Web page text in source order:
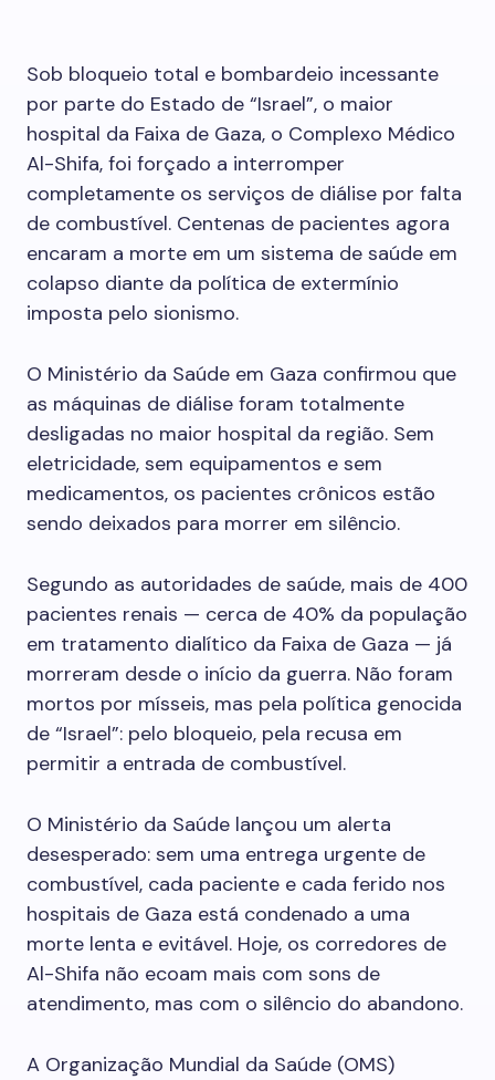
Sob bloqueio total e bombardeio incessante
por parte do Estado de “Israel”, o maior
hospital da Faixa de Gaza, o Complexo Médico
Al-Shifa, foi forçado a interromper
completamente os serviços de diálise por falta
de combustível. Centenas de pacientes agora
encaram a morte em um sistema de saúde em
colapso diante da política de extermínio
imposta pelo sionismo.
O Ministério da Saúde em Gaza confirmou que
as máquinas de diálise foram totalmente
desligadas no maior hospital da região. Sem
eletricidade, sem equipamentos e sem
medicamentos, os pacientes crônicos estão
sendo deixados para morrer em silêncio.
Segundo as autoridades de saúde, mais de 400
pacientes renais — cerca de 40% da população
em tratamento dialítico da Faixa de Gaza — já
morreram desde o início da guerra. Não foram
mortos por mísseis, mas pela política genocida
de “Israel”: pelo bloqueio, pela recusa em
permitir a entrada de combustível.
O Ministério da Saúde lançou um alerta
desesperado: sem uma entrega urgente de
combustível, cada paciente e cada ferido nos
hospitais de Gaza está condenado a uma
morte lenta e evitável. Hoje, os corredores de
Al-Shifa não ecoam mais com sons de
atendimento, mas com o silêncio do abandono.
A Organização Mundial da Saúde (OMS)